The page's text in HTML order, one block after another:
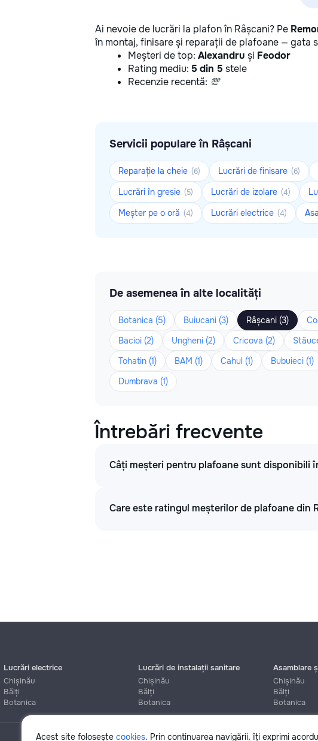
Ai nevoie de lucrări la plafon în Râșcani? Pe
în montaj, finisare și reparații de plafoane — gata
Meșteri de top: Alexandru și Feodor
Rating mediu: 5 din 5 stele
Recenzie recentă: 💯
Servicii populare în Râșcani
Reparație la cheie (6) Lucrări de finisare (6)
Lucrări în gresie (5) Lucrări de izolare (4)
Meșter pe o oră (4) Lucrări electrice (4)
De asemenea în alte localități
Botanica (5) Buiucani (3) Râșcani (3)
Bacioi (2)
Ungheni (2) Cricova (2)
Tohatin (1)
BAM (1) Cahul (1) Bubuieci (1)
Dumbrava (1)
Întrebări frecvente
Câți meșteri pentru plafoane sunt disponibili
Care este ratingul meșterilor de plafoane din
Acest site folosește cookies. Prin continuarea navigării, îți exprimi
Lucrări electrice
Chișinău
Bălți
Botanica
Lucrări de instalații sanitare
Chișinău
Bălți
Botanica
Asamblare
Chișinău
Bălți
Botanica